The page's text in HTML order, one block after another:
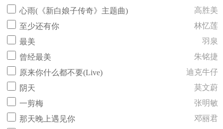
心雨(《新白娘子传奇》主题曲)
高胜美
至少还有你
林忆莲
最美
羽泉
曾经最美
朱铭捷
原来你什么都不要(Live)
迪克牛仔
阴天
莫文蔚
一剪梅
张明敏
那天晚上遇见你
邓丽君